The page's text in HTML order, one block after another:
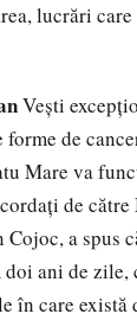
lucrări
Veşti
de
Mare va
de
a spus
ani de zile,
în care